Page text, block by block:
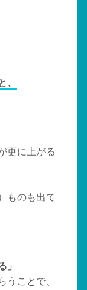
更に上がる
ものも出て
」
うことで、